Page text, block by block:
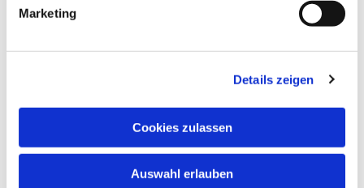
Marketing
Details zeigen
Cookies zulassen
Auswahl erlauben
Dies könnte Sie auch
interessieren